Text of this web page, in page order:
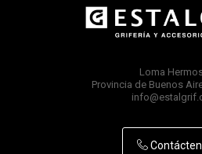
Loma
Provincia de Buenos